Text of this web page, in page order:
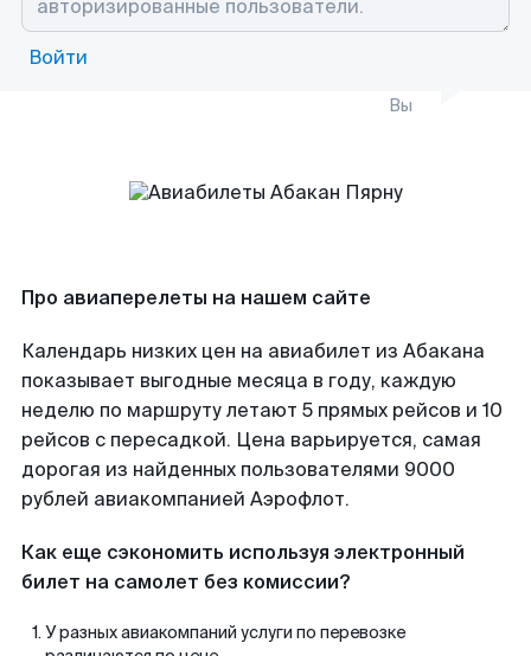
Войти
Вы
Про авиаперелеты на нашем сайте
Календарь низких цен на авиабилет из Абакана
показывает выгодные месяца в году, каждую
неделю по маршруту летают 5 прямых рейсов и 10
рейсов с пересадкой. Цена варьируется, самая
дорогая из найденных пользователями 9000
рублей авиакомпанией Аэрофлот.
Как еще сэкономить используя электронный
билет на самолет без комиссии?
У разных авиакомпаний услуги по перевозке